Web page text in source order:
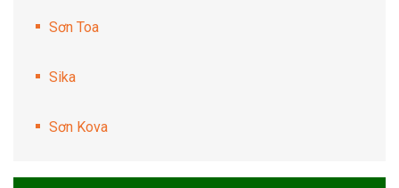
Sơn Toa
Sika
Sơn Kova